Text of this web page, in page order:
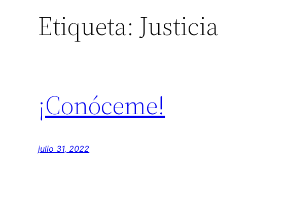
Etiqueta: Justicia
¡Conóceme!
julio 31, 2022